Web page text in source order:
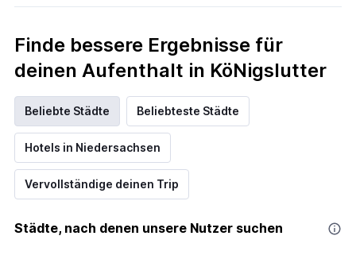
Finde bessere Ergebnisse für
deinen Aufenthalt in KöNigslutter
Beliebte Städte Beliebteste Städte
Hotels in Niedersachsen
Vervollständige deinen Trip
Städte, nach denen unsere Nutzer suchen